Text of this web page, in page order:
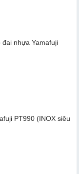
đai nhựa Yamafuji
PT990 (INOX siêu